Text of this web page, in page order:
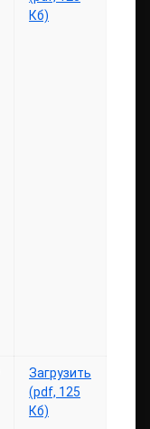
Кб)
Загрузить
(pdf, 125
Кб)